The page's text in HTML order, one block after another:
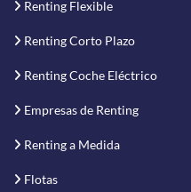
Renting Flexible
Renting Corto Plazo
Renting Coche Eléctrico
Empresas de Renting
Renting a Medida
Flotas